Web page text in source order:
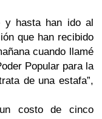
y hasta han ido al
que han recibido
cuando llamé
Popular para la
de una estafa”,
costo de cinco